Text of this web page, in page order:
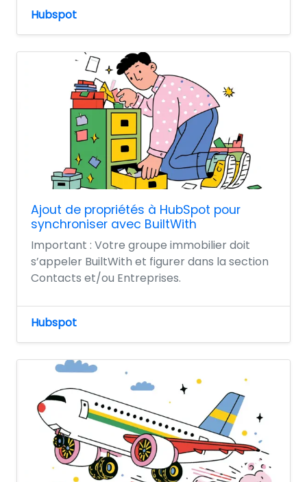
Hubspot
Ajout de propriétés à HubSpot pour
synchroniser avec BuiltWith
Important : Votre groupe immobilier doit
s’appeler BuiltWith et figurer dans la section
Contacts et/ou Entreprises.
Hubspot